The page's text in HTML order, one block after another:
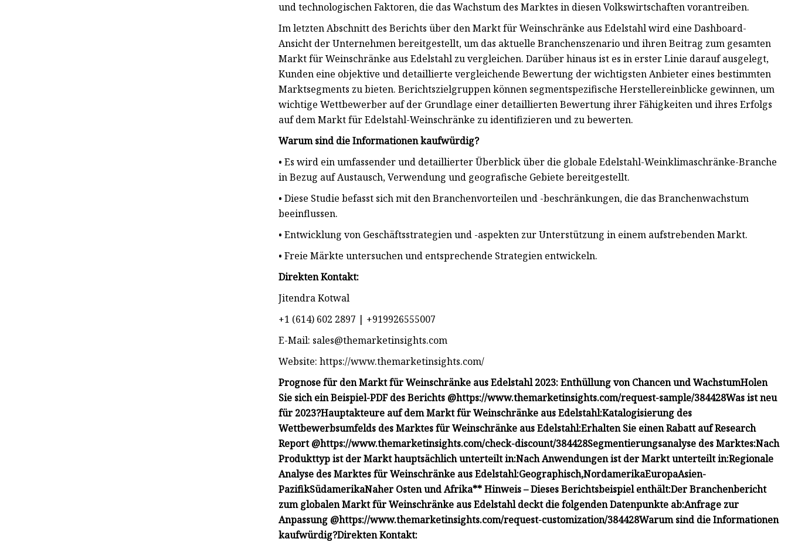
und technologischen Faktoren, die das Wachstum des Marktes in diesen Volkswirtschaften vorantreiben.
Im letzten Abschnitt des Berichts über den Markt für Weinschränke aus Edelstahl wird eine Dashboard-
Ansicht der Unternehmen bereitgestellt, um das aktuelle Branchenszenario und ihren Beitrag zum gesamten
Markt für Weinschränke aus Edelstahl zu vergleichen. Darüber hinaus ist es in erster Linie darauf ausgelegt,
Kunden eine objektive und detaillierte vergleichende Bewertung der wichtigsten Anbieter eines bestimmten
Marktsegments zu bieten. Berichtszielgruppen können segmentspezifische Herstellereinblicke gewinnen, um
wichtige Wettbewerber auf der Grundlage einer detaillierten Bewertung ihrer Fähigkeiten und ihres Erfolgs
auf dem Markt für Edelstahl-Weinschränke zu identifizieren und zu bewerten.
Warum sind die Informationen kaufwürdig?
• Es wird ein umfassender und detaillierter Überblick über die globale Edelstahl-Weinklimaschränke-Branche
in Bezug auf Austausch, Verwendung und geografische Gebiete bereitgestellt.
• Diese Studie befasst sich mit den Branchenvorteilen und -beschränkungen, die das Branchenwachstum
beeinflussen.
• Entwicklung von Geschäftsstrategien und -aspekten zur Unterstützung in einem aufstrebenden Markt.
• Freie Märkte untersuchen und entsprechende Strategien entwickeln.
Direkten Kontakt:
Jitendra Kotwal
+1 (614) 602 2897 | +919926555007
E-Mail: sales@themarketinsights.com
Website: https://www.themarketinsights.com/
Prognose für den Markt für Weinschränke aus Edelstahl 2023: Enthüllung von Chancen und WachstumHolen
Sie sich ein Beispiel-PDF des Berichts @https://www.themarketinsights.com/request-sample/384428Was ist neu
für 2023?Hauptakteure auf dem Markt für Weinschränke aus Edelstahl:Katalogisierung des
Wettbewerbsumfelds des Marktes für Weinschränke aus Edelstahl:Erhalten Sie einen Rabatt auf Research
Report @https://www.themarketinsights.com/check-discount/384428Segmentierungsanalyse des Marktes:Nach
Produkttyp ist der Markt hauptsächlich unterteilt in:Nach Anwendungen ist der Markt unterteilt in:Regionale
Analyse des Marktes für Weinschränke aus Edelstahl:Geographisch,NordamerikaEuropaAsien-
PazifikSüdamerikaNaher Osten und Afrika** Hinweis – Dieses Berichtsbeispiel enthält:Der Branchenbericht
zum globalen Markt für Weinschränke aus Edelstahl deckt die folgenden Datenpunkte ab:Anfrage zur
Anpassung @https://www.themarketinsights.com/request-customization/384428Warum sind die Informationen
kaufwürdig?Direkten Kontakt: